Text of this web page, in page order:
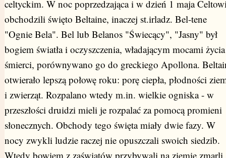
celtyckim. W noc poprzedzająca i w dzień 1 maja
obchodzili święto Beltaine, inaczej st.irladz. Bel-tene
"Ognie Bela". Bel lub Belanos "Świecący", "Jasny" był
bogiem światła i oczyszczenia, władającym mocami
śmierci, porównywano go do greckiego Apollona.
otwierało lepszą połowę roku: porę ciepła, płodności
i zwierząt. Rozpalano wtedy m.in. wielkie ogniska - w
przeszłości druidzi mieli je rozpalać za pomocą promieni
słonecznych. Obchody tego święta miały dwie fazy. W
nocy zwykli ludzie raczej nie opuszczali swoich siedzib.
Wtedy bowiem z zaświatów przybywali na ziemię zmarli